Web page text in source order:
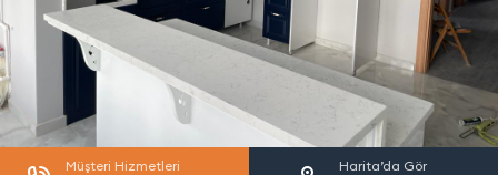
Müşteri Hizmetleri Harita’da Gör